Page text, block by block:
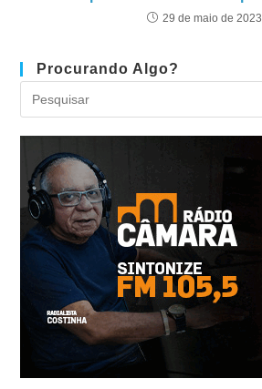
29 de maio de 2023
Procurando Algo?